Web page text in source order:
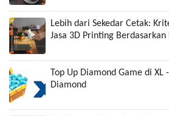
Lebih dari Sekedar Cetak:
Jasa 3D Printing
Top Up Diamond Game di XL
Diamond